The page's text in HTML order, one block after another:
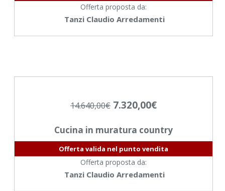
Offerta proposta da:
Tanzi Claudio Arredamenti
14.640,00€ 7.320,00€
Cucina in muratura country
Offerta valida nel punto vendita
Offerta proposta da:
Tanzi Claudio Arredamenti